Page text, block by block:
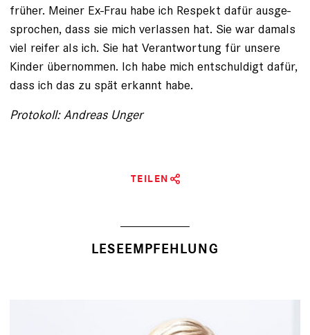
früher. Meiner Ex-Frau habe ich Respekt dafür ausge­
sprochen, dass sie mich verlassen hat. Sie war damals
viel reifer als ich. Sie hat Verantwortung für unsere
Kinder über­nommen. Ich habe mich entschuldigt dafür,
dass ich das zu spät erkannt habe.
Protokoll: Andreas Unger
TEILEN
LESEEMPFEHLUNG